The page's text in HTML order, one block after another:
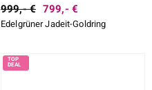
999,- € 799,- €
Edelgrüner Jadeit-Goldring